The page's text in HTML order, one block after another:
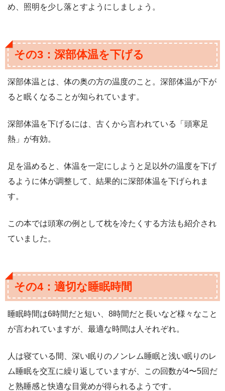
め、照明を少し落とすようにしましょう。
その3：深部体温を下げる
深部体温とは、体の奥の方の温度のこと。深部体温が下が
ると眠くなることが知られています。
深部体温を下げるには、古くから言われている「頭寒足
熱」が有効。
足を温めると、体温を一定にしようと足以外の温度を下げ
るように体が調整して、結果的に深部体温を下げられま
す。
この本では頭寒の例として枕を冷たくする方法も紹介され
ていました。
その4：適切な睡眠時間
睡眠時間は6時間だと短い、8時間だと長いなど様々なこと
が言われていますが、最適な時間は人それぞれ。
人は寝ている間、深い眠りのノンレム睡眠と浅い眠りのレ
ム睡眠を交互に繰り返していますが、この回数が4〜5回だ
と熟睡感と快適な目覚めが得られるようです。